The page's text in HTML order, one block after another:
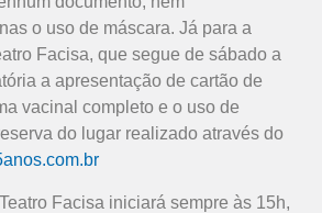
o uso de máscara. Já para a
Facisa, que segue de sábado a
a apresentação de cartão de
vacinal completo e o uso de
do lugar realizado através do
Facisa iniciará sempre às 15h,